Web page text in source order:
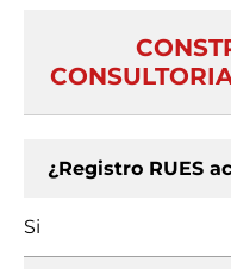
¿Registro RUES
Si